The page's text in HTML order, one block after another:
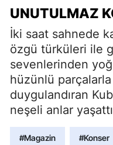
UNUTULMAZ
İki saat sahnede
özgü türküleri ile
sevenlerinden
hüzünlü parçalarla
duygulandıran
neşeli anlar
#Magazin #Konser